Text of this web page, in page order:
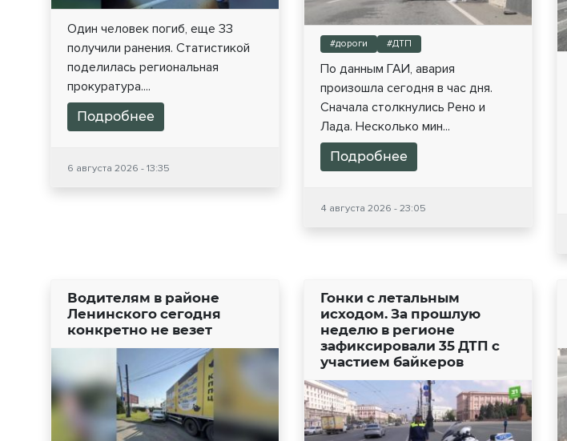
Один человек погиб, еще 33
получили ранения. Статистикой
поделилась региональная
прокуратура....
Подробнее
6 августа 2026 - 13:35
#дороги #ДТП
По данным ГАИ, авария
произошла сегодня в час дня.
Сначала столкнулись Рено и
Лада. Несколько мин...
Подробнее
4 августа 2026 - 23:05
Водителям в районе
Ленинского сегодня
конкретно не везет
Гонки с летальным
исходом. За прошлую
неделю в регионе
зафиксировали 35 ДТП с
участием байкеров